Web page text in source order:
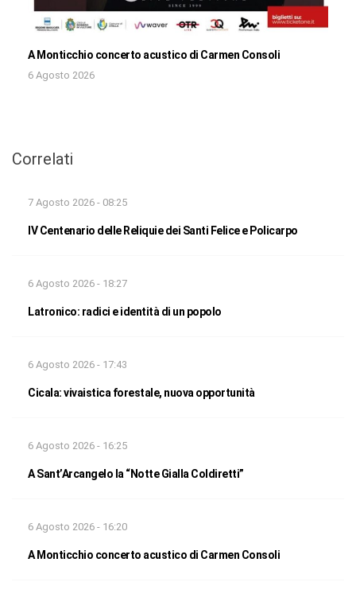
A Monticchio concerto acustico di Carmen Consoli
6 Agosto 2026
Correlati
7 Agosto 2026 - 08:25
IV Centenario delle Reliquie dei Santi Felice e Policarpo
6 Agosto 2026 - 18:27
Latronico: radici e identità di un popolo
6 Agosto 2026 - 17:43
Cicala: vivaistica forestale, nuova opportunità
6 Agosto 2026 - 16:25
A Sant’Arcangelo la “Notte Gialla Coldiretti”
6 Agosto 2026 - 16:20
A Monticchio concerto acustico di Carmen Consoli